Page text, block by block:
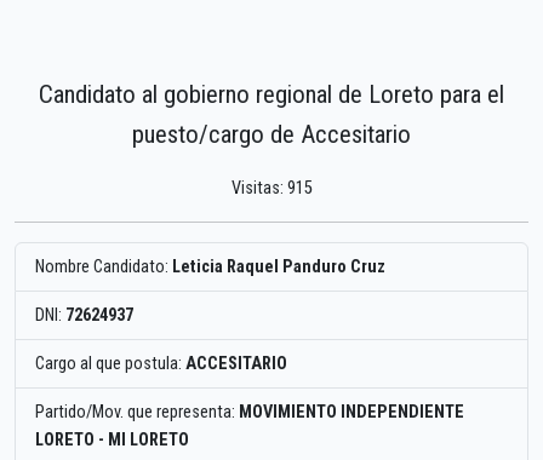
Candidato al gobierno regional de Loreto para el
puesto/cargo de Accesitario
Visitas: 915
Nombre Candidato: Leticia Raquel Panduro Cruz
DNI: 72624937
Cargo al que postula: ACCESITARIO
Partido/Mov. que representa: MOVIMIENTO INDEPENDIENTE
LORETO - MI LORETO